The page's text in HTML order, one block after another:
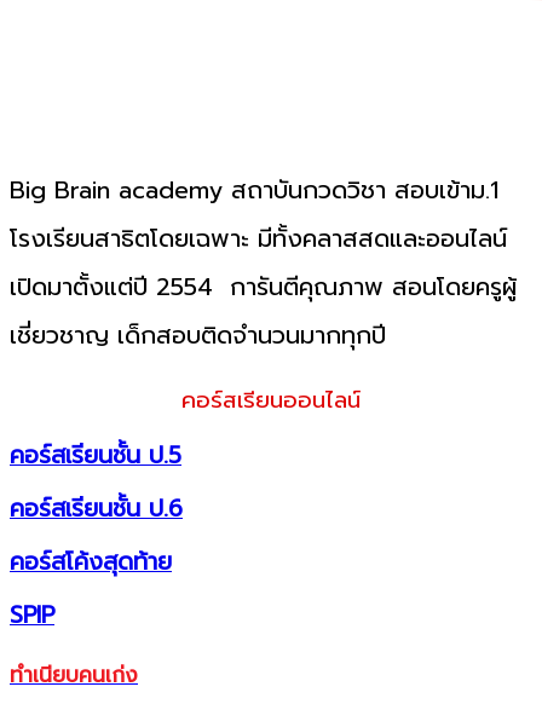
Big Brain academy สถาบันกวดวิชา สอบเข้าม.1
โรงเรียนสาธิตโดยเฉพาะ มีทั้งคลาสสดและออนไลน์
เปิดมาตั้งแต่ปี 2554 การันตีคุณภาพ สอนโดยครูผู้
เชี่ยวชาญ เด็กสอบติดจำนวนมากทุกปี
คอร์สเรียนออนไลน์
คอร์สเรียนชั้น ป.5
คอร์สเรียนชั้น ป.6
คอร์สโค้งสุดท้าย
SPIP
ทำเนียบคนเก่ง